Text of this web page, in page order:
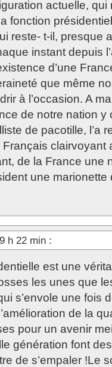
actuelle, qui
fonction
reste- t-il, presque
instant depuis
d’une
que même
à l’occasion. A
de notre nation
de pacotille, l’a
clairvoyant
de la France une
une
h 22 min :
est une
les unes que
s’envole une fois
de la
pour un avenir
génération font
de s’empaler !Le